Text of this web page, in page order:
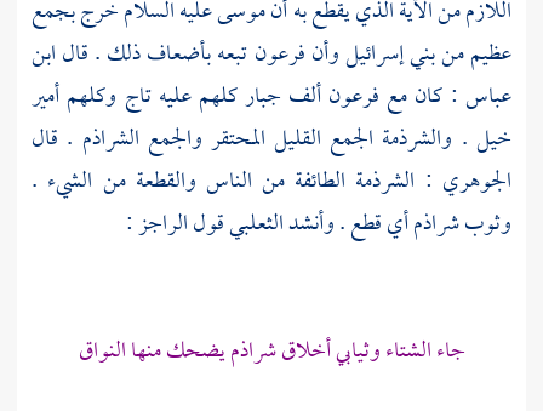
اللازم من الآية الذي يقطع به أنموسىعليه السلام خرج بجمع
عظيم منبني إسرائيلوأنفرعونتبعه بأضعاف ذلك . قالابن
عباس : كان مع فرعونألف جبار كلهم عليه تاج وكلهم أمير
خيل . والشرذمة الجمع القليل المحتقر والجمع الشراذم . قال
الجوهري : الشرذمة الطائفة من الناس والقطعة من الشيء .
وثوب شراذم أي قطع . وأنشدالثعلبيقول الراجز :
جاء الشتاء وثيابي أخلاق شراذم يضحك منها النواق